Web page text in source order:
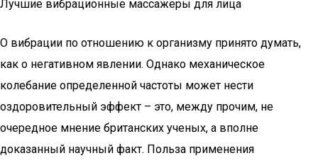
Лучшие вибрационные массажеры для лица
О вибрации по отношению к организму принято думать,
как о негативном явлении. Однако механическое
колебание определенной частоты может нести
оздоровительный эффект – это, между прочим, не
очередное мнение британских ученых, а вполне
доказанный научный факт. Польза применения